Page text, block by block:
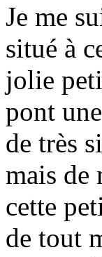
Je me
situé à
jolie
pont
de très
mais de
cette
de tout